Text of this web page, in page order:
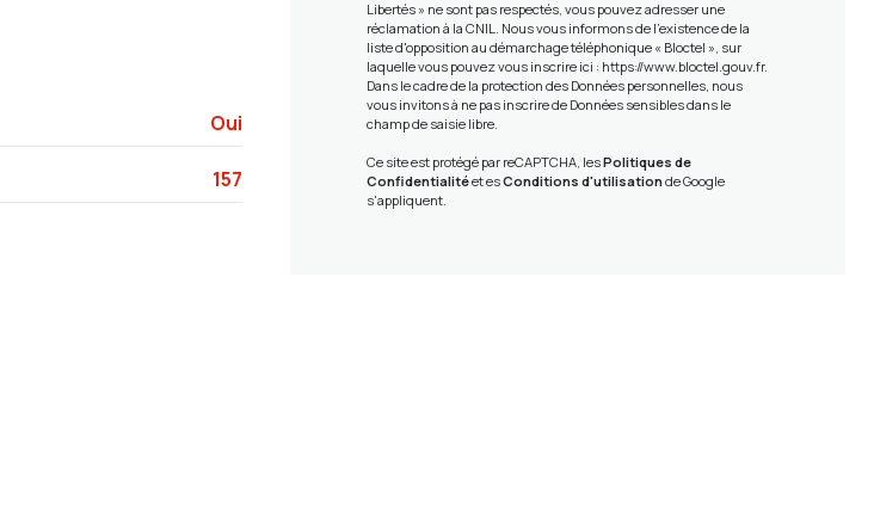
Oui
157
Libertés » ne sont pas respectés, vous pouvez adresser une
réclamation à la CNIL. Nous vous informons de l’existence de la
liste d'opposition au démarchage téléphonique « Bloctel », sur
laquelle vous pouvez vous inscrire ici : https://www.bloctel.gouv.fr.
Dans le cadre de la protection des Données personnelles, nous
vous invitons à ne pas inscrire de Données sensibles dans le
champ de saisie libre.
Ce site est protégé par reCAPTCHA, lesPolitiques de
Confidentialitéet esConditions d'utilisationde Google
s'appliquent.